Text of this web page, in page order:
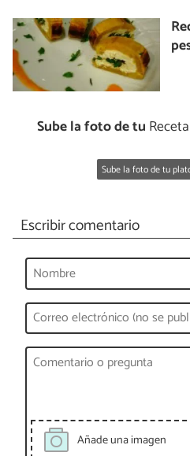
Sube la foto de tu
Sube la foto de tu
Escribir comentario
Añade una imagen